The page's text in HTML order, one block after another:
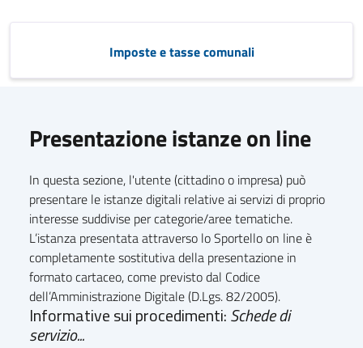
Imposte e tasse comunali
Presentazione istanze on line
In questa sezione, l'utente (cittadino o impresa) può
presentare le istanze digitali relative ai servizi di proprio
interesse suddivise per categorie/aree tematiche.
L’istanza presentata attraverso lo Sportello on line è
completamente sostitutiva della presentazione in
formato cartaceo, come previsto dal Codice
dell’Amministrazione Digitale (D.Lgs. 82/2005).
Informative sui procedimenti:Schede di
servizio...